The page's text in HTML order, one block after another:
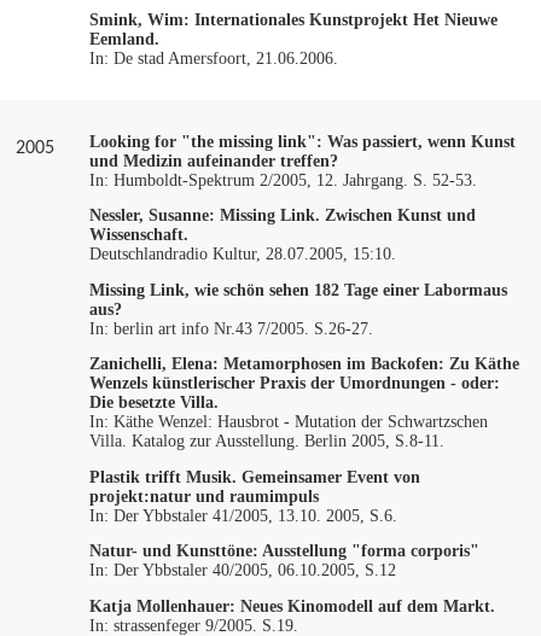
Smink, Wim: Internationales Kunstprojekt Het Nieuwe
Eemland.
In: De stad Amersfoort, 21.06.2006.
2005
Looking for "the missing link": Was passiert, wenn Kunst
und Medizin aufeinander treffen?
In: Humboldt-Spektrum 2/2005, 12. Jahrgang. S. 52-53.
Nessler, Susanne: Missing Link. Zwischen Kunst und
Wissenschaft.
Deutschlandradio Kultur, 28.07.2005, 15:10.
Missing Link, wie schön sehen 182 Tage einer Labormaus
aus?
In: berlin art info Nr.43 7/2005. S.26-27.
Zanichelli, Elena: Metamorphosen im Backofen: Zu Käthe
Wenzels künstlerischer Praxis der Umordnungen - oder:
Die besetzte Villa.
In: Käthe Wenzel: Hausbrot - Mutation der Schwartzschen
Villa. Katalog zur Ausstellung. Berlin 2005, S.8-11.
Plastik trifft Musik. Gemeinsamer Event von
projekt:natur und raumimpuls
In: Der Ybbstaler 41/2005, 13.10. 2005, S.6.
Natur- und Kunsttöne: Ausstellung "forma corporis"
In: Der Ybbstaler 40/2005, 06.10.2005, S.12
Katja Mollenhauer: Neues Kinomodell auf dem Markt.
In: strassenfeger 9/2005. S.19.